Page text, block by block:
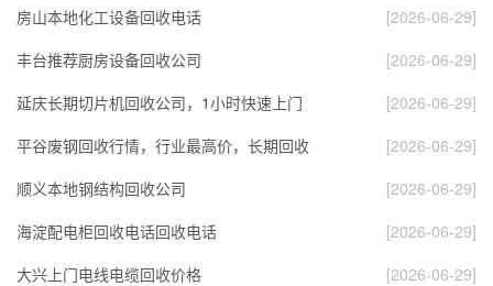
房山本地化工设备回收电话
[2026-06-29]
丰台推荐厨房设备回收公司
[2026-06-29]
延庆长期切片机回收公司，1小时快速上门
[2026-06-29]
平谷废钢回收行情，行业最高价，长期回收
[2026-06-29]
顺义本地钢结构回收公司
[2026-06-29]
海淀配电柜回收电话回收电话
[2026-06-29]
大兴上门电线电缆回收价格
[2026-06-29]